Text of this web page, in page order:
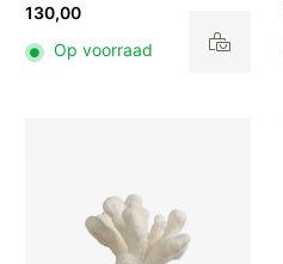
130,00
Op voorraad